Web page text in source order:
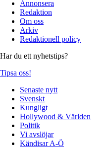
Annonsera
Redaktion
Om oss
Arkiv
Redaktionell policy
Har du ett nyhetstips?
Tipsa oss!
Senaste nytt
Svenskt
Kungligt
Hollywood & Världen
Politik
Vi avslöjar
Kändisar A-Ö